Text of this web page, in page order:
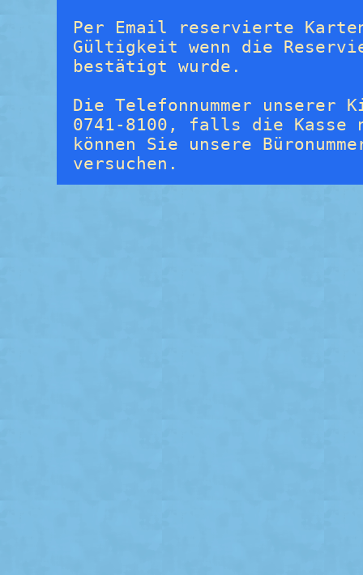
Per Email reservierte
Gültigkeit wenn die
bestätigt wurde.
Die Telefonnummer unserer
0741-8100, falls die
können Sie unsere
versuchen.